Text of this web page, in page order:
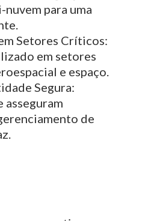
para uma
Setores Críticos:
em setores
e espaço.
Segura:
asseguram
de